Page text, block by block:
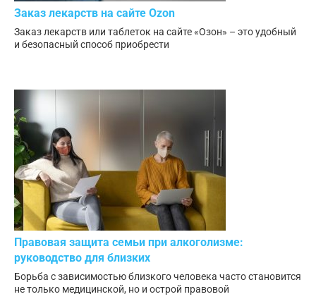
Заказ лекарств на сайте Ozon
Заказ лекарств или таблеток на сайте «Озон» – это удобный
и безопасный способ приобрести
Правовая защита семьи при алкоголизме:
руководство для близких
Борьба с зависимостью близкого человека часто становится
не только медицинской, но и острой правовой